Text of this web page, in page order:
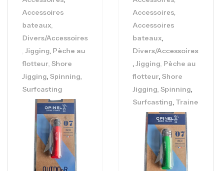
Accessoires
bateaux
Divers/Accessoires
Jigging Pèche au
flotteur Shore
Jigging Spinning
Surfcasting
Accessoires
Accessoires
bateaux
Divers/Accessoires
Jigging Pèche au
flotteur Shore
Jigging Spinning
Surfcasting Traine